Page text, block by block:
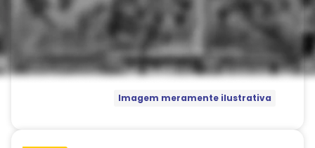
Imagem meramente ilustrativa